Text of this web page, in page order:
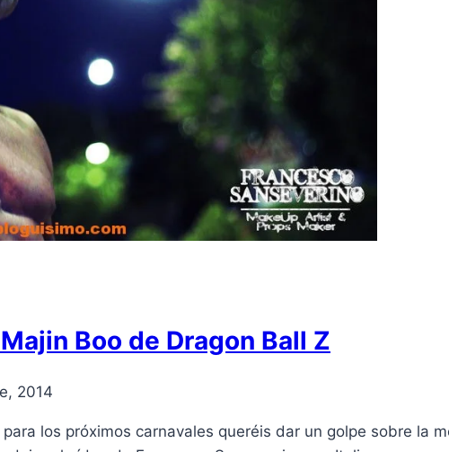
Boo de Dragon Ball Z
2014
los próximos carnavales queréis dar un golpe sobre la